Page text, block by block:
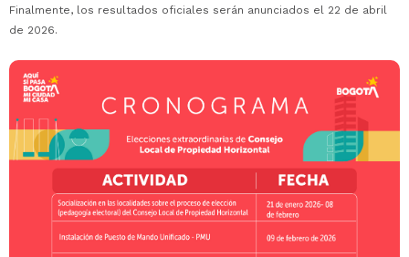
Finalmente, los resultados oficiales serán anunciados el 22 de abril
de 2026.